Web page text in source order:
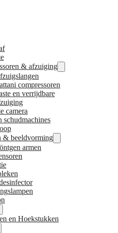
& afzuiging
compressoren
en verrijdbare
camera
schudmachines
& beeldvorming
armen
en Hoekstukken